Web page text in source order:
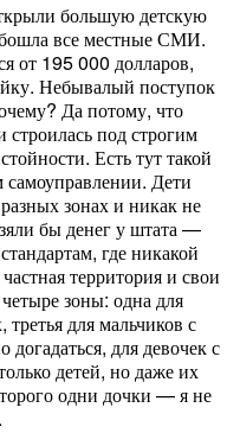
большую детскую
все местные СМИ.
от 195 000 долларов,
Небывалый поступок
Да потому, что
строилась под строгим
Есть тут такой
Дети
зонах и никак не
бы денег у штата —
где никакой
территория и свои
зоны: одна для
третья для мальчиков с
догадаться, для девочек с
детей, но даже их
одни дочки — я не